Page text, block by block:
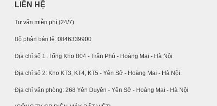
LIÊN HỆ
Tư vấn miễn phí (24/7)
Bộ phận bán lẻ: 0846339900
Địa chỉ số 1 :Tổng Kho B04 - Trần Phú - Hoàng Mai - Hà Nội
Địa chỉ số 2: Kho KT3, KT4, KT5 - Yên Sở - Hoàng Mai - Hà Nội.
Địa chỉ văn phòng: 268 Yên Duyên - Yên Sở - Hoàng Mai - Hà Nội